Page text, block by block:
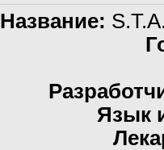
Название:
Язык